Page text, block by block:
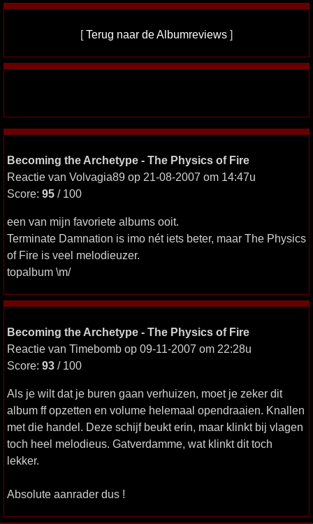
[Terug naar de Albumreviews ]
Becoming the Archetype - The Physics of Fire
Reactie van Volvagia89 op 21-08-2007 om 14:47u
Score: 95 / 100
een van mijn favoriete albums ooit.
Terminate Damnation is imo nét iets beter, maar The Physics
of Fire is veel melodieuzer.
topalbum \m/
Becoming the Archetype - The Physics of Fire
Reactie van Timebomb op 09-11-2007 om 22:28u
Score: 93 / 100
Als je wilt dat je buren gaan verhuizen, moet je zeker dit
album ff opzetten en volume helemaal opendraaien. Knallen
met die handel. Deze schijf beukt erin, maar klinkt bij vlagen
toch heel melodieus. Gatverdamme, wat klinkt dit toch
lekker.
Absolute aanrader dus !